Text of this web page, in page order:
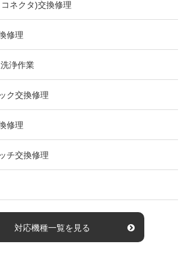
ネクタ)交換修理
修理
浄作業
ク交換修理
修理
チ交換修理
対応機種一覧を見る